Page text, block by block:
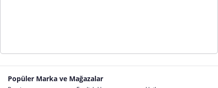
Popüler Marka ve Mağazalar